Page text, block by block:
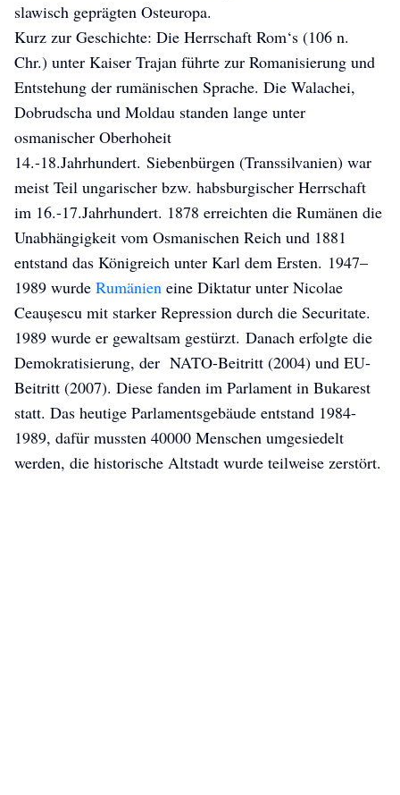
slawisch geprägten Osteuropa.
Kurz zur Geschichte: Die Herrschaft Rom‘s (106 n.
Chr.) unter Kaiser Trajan führte zur Romanisierung und
Entstehung der rumänischen Sprache. Die Walachei,
Dobrudscha und Moldau standen lange unter
osmanischer Oberhoheit
14.-18.Jahrhundert. Siebenbürgen (Transsilvanien) war
meist Teil ungarischer bzw. habsburgischer Herrschaft
im 16.-17.Jahrhundert. 1878 erreichten die Rumänen die
Unabhängigkeit vom Osmanischen Reich und 1881
entstand das Königreich unter Karl dem Ersten. 1947–
1989 wurde Rumänien eine Diktatur unter Nicolae
Ceaușescu mit starker Repression durch die Securitate.
1989 wurde er gewaltsam gestürzt. Danach erfolgte die
Demokratisierung, der NATO-Beitritt (2004) und EU-
Beitritt (2007). Diese fanden im Parlament in Bukarest
statt. Das heutige Parlamentsgebäude entstand 1984-
1989, dafür mussten 40000 Menschen umgesiedelt
werden, die historische Altstadt wurde teilweise zerstört.